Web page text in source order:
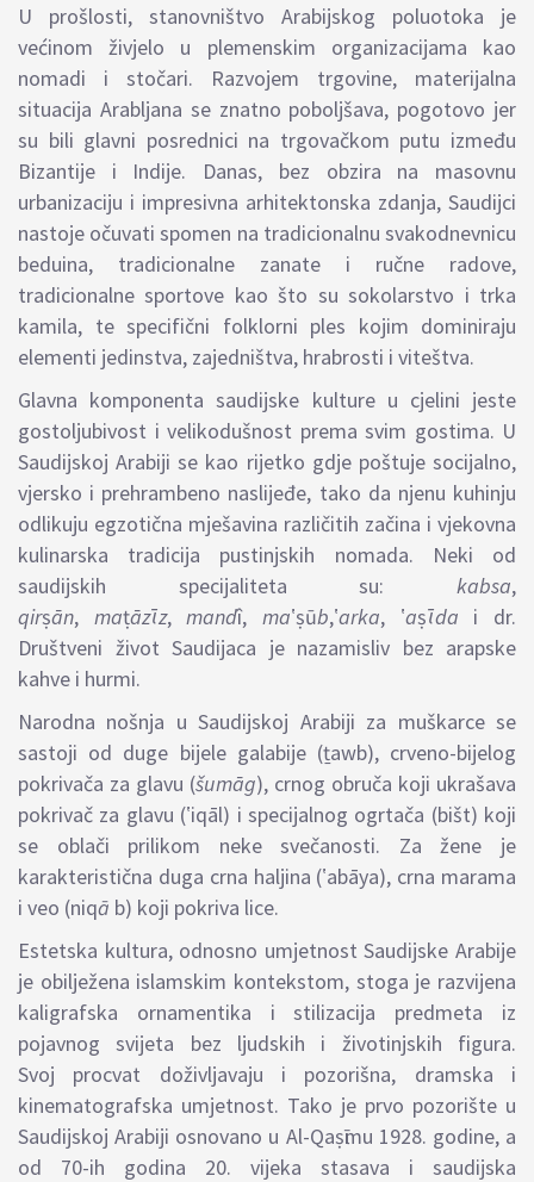
U prošlosti, stanovništvo Arabijskog poluotoka je
većinom živjelo u plemenskim organizacijama kao
nomadi i stočari. Razvojem trgovine, materijalna
situacija Arabljana se znatno poboljšava, pogotovo jer
su bili glavni posrednici na trgovačkom putu između
Bizantije i Indije. Danas, bez obzira na masovnu
urbanizaciju i impresivna arhitektonska zdanja, Saudijci
nastoje očuvati spomen na tradicionalnu svakodnevnicu
beduina, tradicionalne zanate i ručne radove,
tradicionalne sportove kao što su sokolarstvo i trka
kamila, te specifični folklorni ples kojim dominiraju
elementi jedinstva, zajedništva, hrabrosti i viteštva.
Glavna komponentasaudijske kulture u cjelini jeste
gostoljubivost i velikodušnost prema svim gostima. U
Saudijskoj Arabiji se kao rijetko gdje poštuje socijalno,
vjersko i prehrambeno naslijeđe, tako da njenu kuhinju
odlikuju egzotična mješavina različitih začina i vjekovna
kulinarska tradicija pustinjskih nomada. Neki od
saudijskih specijaliteta su: kabsa,
qirṣān, maṭāzῑz,mandî, maʽṣūb,ʽarka, ʽaṣῑda i dr.
Društveni život Saudijaca je nazamisliv bez arapske
kahve i hurmi.
Narodna nošnja u Saudijskoj Arabiji za muškarce se
sastoji od duge bijele galabije (ṯawb), crveno-bijelog
pokrivača za glavu (šumāg), crnog obruča koji ukrašava
pokrivač za glavu (ʽiqāl) i specijalnog ogrtača (bišt) koji
se oblači prilikom neke svečanosti. Za žene je
karakteristična duga crna haljina (ʽabāya), crna marama
i veo (niqā b) koji pokriva lice.
Estetska kultura, odnosno umjetnost Saudijske Arabije
je obilježena islamskim kontekstom, stoga je razvijena
kaligrafska ornamentika i stilizacija predmeta iz
pojavnog svijeta bez ljudskih i životinjskih figura.
Svoj procvat doživljavaju i pozorišna, dramska i
kinematografska umjetnost. Tako je prvo pozorište u
Saudijskoj Arabiji osnovano u Al-Qaṣῑmu 1928. godine, a
od 70-ih godina 20. vijeka stasava i saudijska